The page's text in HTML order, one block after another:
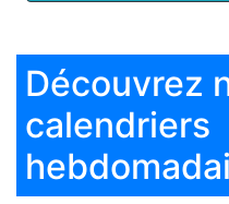
Découvrez
calendriers